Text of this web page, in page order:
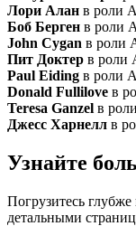
Лори Алан в роли
Боб Берген в роли
John Cygan в роли
Пит Доктер в роли
Paul Eiding в роли
Donald Fullilove в
Teresa Ganzel в
Джесс Харнелл в
Узнайте
Погрузитесь
детальными